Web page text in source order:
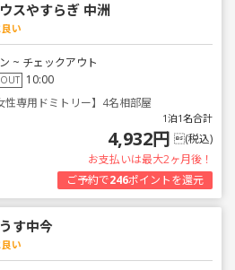
スやすらぎ 中洲
い
~ チェックアウト
OUT 10:00
性専用ドミトリー】4名相部屋
1泊1名合計
4,932円 (税込)
お支払いは最大2ヶ月後！
ご予約で246ポイントを還元
す中今
い